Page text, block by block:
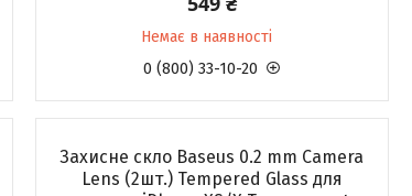
Немає в наявності
0 (800) 33-10-20
Захисне скло Baseus 0.2 mm Camera
Lens (2шт.) Tempered Glass для